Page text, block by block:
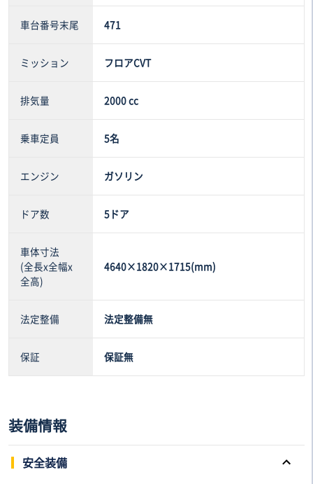
車台番号末尾 471
ミッション フロアCVT
排気量 2000 cc
乗車定員 5名
エンジン ガソリン
ドア数 5ドア
車体寸法
(全長x全幅x
全高)
4640×1820×1715(mm)
法定整備 法定整備無
保証 保証無
装備情報
安全装備